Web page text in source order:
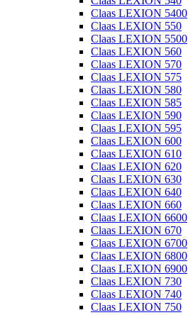
Claas LEXION 5400
Claas LEXION 550
Claas LEXION 5500
Claas LEXION 560
Claas LEXION 570
Claas LEXION 575
Claas LEXION 580
Claas LEXION 585
Claas LEXION 590
Claas LEXION 595
Claas LEXION 600
Claas LEXION 610
Claas LEXION 620
Claas LEXION 630
Claas LEXION 640
Claas LEXION 660
Claas LEXION 6600
Claas LEXION 670
Claas LEXION 6700
Claas LEXION 6800
Claas LEXION 6900
Claas LEXION 730
Claas LEXION 740
Claas LEXION 750